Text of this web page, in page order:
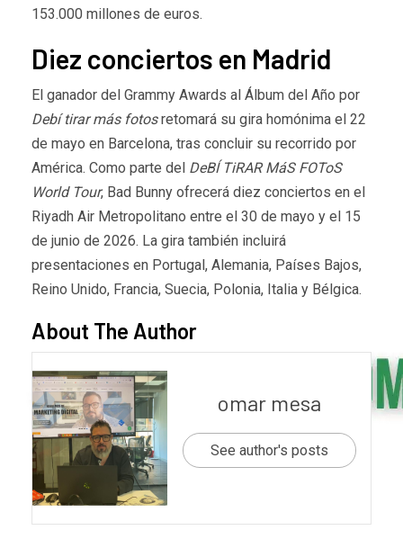
153.000 millones de euros.
Diez conciertos en Madrid
El ganador del Grammy Awards al Álbum del Año por
Debí tirar más fotosretomará su gira homónima el 22
de mayo en Barcelona, tras concluir su recorrido por
América. Como parte del DeBÍ TiRAR MáS FOToS
World Tour, Bad Bunny ofrecerá diez conciertos en el
Riyadh Air Metropolitano entre el 30 de mayo y el 15
de junio de 2026. La gira también incluirá
presentaciones en Portugal, Alemania, Países Bajos,
Reino Unido, Francia, Suecia, Polonia, Italia y Bélgica.
About The Author
omar mesa
See author's posts